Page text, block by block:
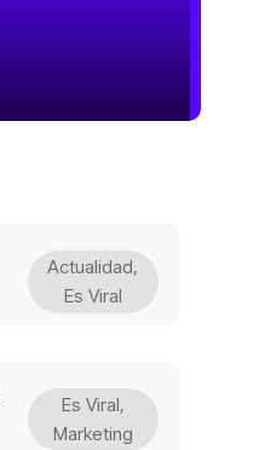
Actualidad,
Es Viral
Es Viral,
Marketing